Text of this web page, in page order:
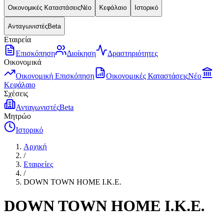
Οικονομικές ΚαταστάσειςΝέο Κεφάλαιο Ιστορικό
ΑνταγωνιστέςBeta
Εταιρεία
Επισκόπηση
Διοίκηση
Δραστηριότητες
Οικονομικά
Οικονομική Επισκόπηση
Οικονομικές ΚαταστάσειςΝέο
Κεφάλαιο
Σχέσεις
ΑνταγωνιστέςBeta
Μητρώο
Ιστορικό
Αρχική
/
Εταιρείες
/
DOWN TOWN HOME Ι.Κ.Ε.
DOWN TOWN HOME Ι.Κ.Ε.